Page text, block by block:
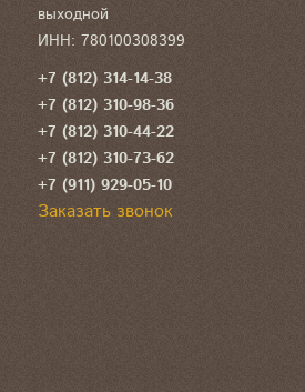
выходной
ИНН: 780100308399
+7 (812) 314-14-38
+7 (812) 310-98-36
+7 (812) 310-44-22
+7 (812) 310-73-62
+7 (911) 929-05-10
Заказать звонок